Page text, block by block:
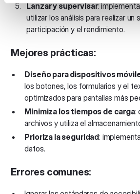
Lanzar y supervisar:
utilizar los análisis para realizar un
participación y el rendimiento.
Mejores prácticas:
Diseño para dispositivos
los botones, los formularios y el
optimizados para pantallas más
Minimiza los tiempos de carga:
archivos y utiliza el
Prioriza la seguridad:
datos.
Errores comunes: